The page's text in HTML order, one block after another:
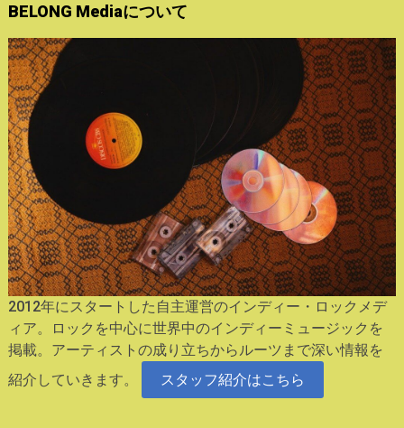
BELONG Mediaについて
2012年にスタートした自主運営のインディー・ロックメデ
ィア。ロックを中心に世界中のインディーミュージックを
掲載。アーティストの成り立ちからルーツまで深い情報を
紹介していきます。
スタッフ紹介はこちら